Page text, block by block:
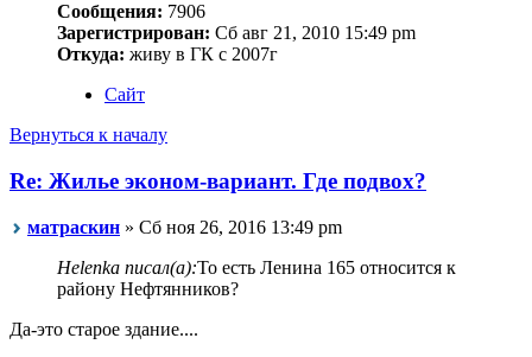
Сообщения: 7906
Зарегистрирован: Сб авг 21, 2010 15:49 pm
Откуда: живу в ГК с 2007г
Сайт
Вернуться к началу
Re: Жилье эконом-вариант. Где подвох?
матраскин » Сб ноя 26, 2016 13:49 pm
Helenka писал(а):То есть Ленина 165 относится к
району Нефтянников?
Да-это старое здание....